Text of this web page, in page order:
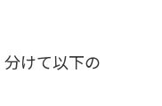
けて以下の